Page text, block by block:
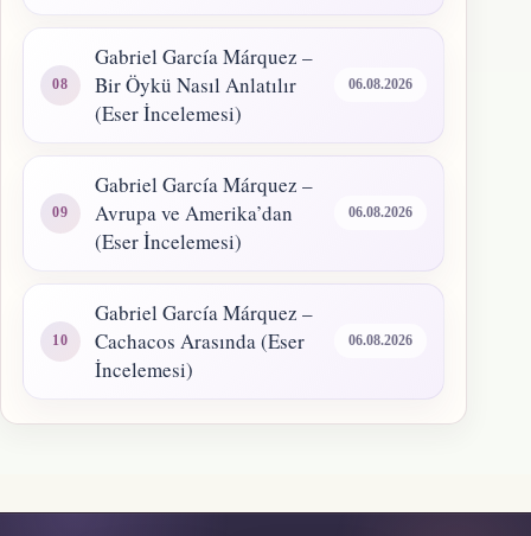
Gabriel García Márquez –
Bir Öykü Nasıl Anlatılır
(Eser İncelemesi)
06.08.2026
Gabriel García Márquez –
Avrupa ve Amerika’dan
(Eser İncelemesi)
06.08.2026
Gabriel García Márquez –
Cachacos Arasında (Eser
İncelemesi)
06.08.2026